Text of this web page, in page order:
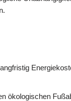
ökologischen